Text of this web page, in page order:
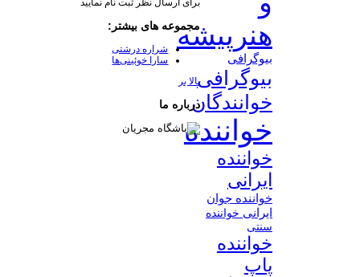
برای ارسال نظر ثبت نام نمایید
مجموعه های بیشتر:
شراره درشتی
سارا خوئینی‌ها
بالا بر
درباره ما
هنرپیشه
بیوگرافی
بیوگرافی
خوانندگان
خواننده
خواننده
ایرانی
خواننده جوان
ایرانی خواننده
سنتی
خواننده
پاپ